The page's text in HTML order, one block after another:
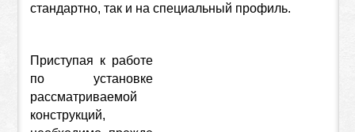
стандартно, так и на специальный профиль.
Приступая к работе
по установке
рассматриваемой
конструкций,